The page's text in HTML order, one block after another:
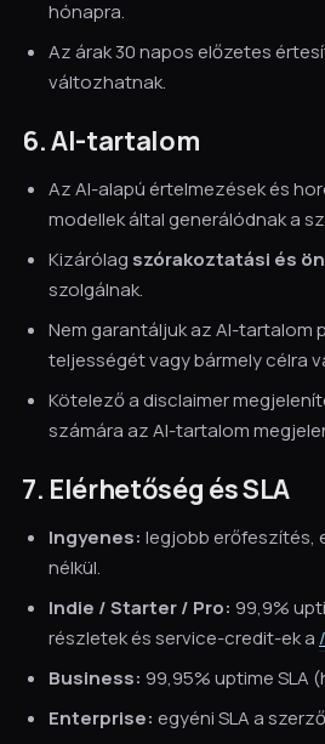
hónapra.
Az árak 30 napos előzetes
változhatnak.
6. AI-tartalom
Az AI-alapú értelmezések és
modellek által generálódnak a
Kizárólag szórakoztatási és
szolgálnak.
Nem garantáljuk az AI-tartalom
teljességét vagy bármely célra
Kötelező a disclaimer
számára az AI-tartalom
7. Elérhetőség és SLA
Ingyenes: legjobb erőfeszítés,
nélkül.
Indie / Starter / Pro: 99,9%
részletek és service-credit-ek a
Business: 99,95% uptime SLA
Enterprise: egyéni SLA a